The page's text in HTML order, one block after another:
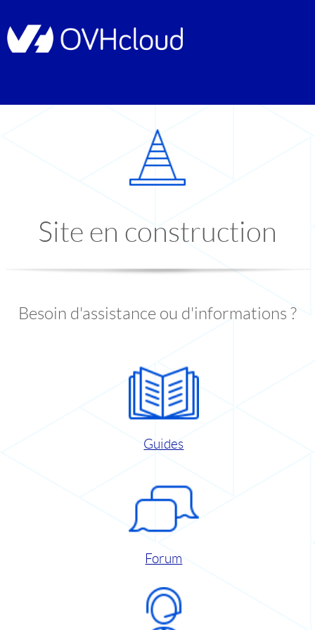
Site en construction
Besoin d'assistance ou d'informations ?
Guides
Forum